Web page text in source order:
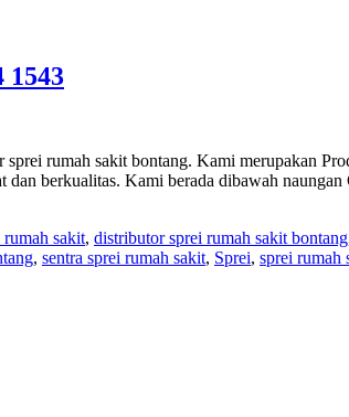
1543
rumah sakit bontang. Kami merupakan
berkualitas. Kami berada dibawah
rumah sakit, distributor sprei rumah sakit bontang
, sentra sprei rumah sakit, Sprei, sprei rumah